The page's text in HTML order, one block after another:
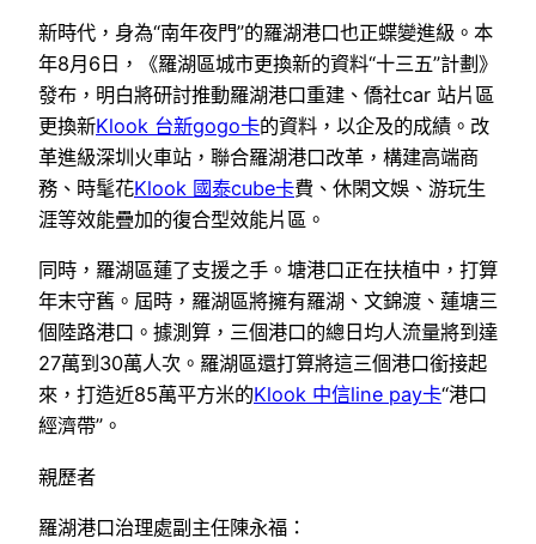
新時代，身為“南年夜門”的羅湖港口也正蝶變進級。本
年8月6日，《羅湖區城市更換新的資料“十三五”計劃》
發布，明白將研討推動羅湖港口重建、僑社car 站片區
更換新Klook 台新gogo卡的資料，以企及的成績。改
革進級深圳火車站，聯合羅湖港口改革，構建高端商
務、時髦花Klook 國泰cube卡費、休閑文娛、游玩生
涯等效能疊加的復合型效能片區。
同時，羅湖區蓮了支援之手。塘港口正在扶植中，打算
年末守舊。屆時，羅湖區將擁有羅湖、文錦渡、蓮塘三
個陸路港口。據測算，三個港口的總日均人流量將到達
27萬到30萬人次。羅湖區還打算將這三個港口銜接起
來，打造近85萬平方米的Klook 中信line pay卡“港口
經濟帶”。
親歷者
羅湖港口治理處副主任陳永福：